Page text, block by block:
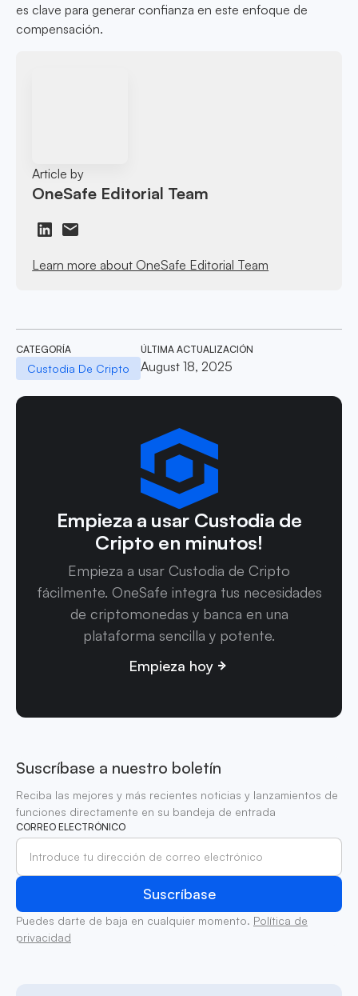
es clave para generar confianza en este enfoque de
compensación.
Article by
OneSafe Editorial Team
Learn more about OneSafe Editorial Team
CATEGORÍA
Custodia De Cripto
ÚLTIMA ACTUALIZACIÓN
August 18, 2025
Empieza a usar Custodia de
Cripto en minutos!
Empieza a usar Custodia de Cripto
fácilmente. OneSafe integra tus necesidades
de criptomonedas y banca en una
plataforma sencilla y potente.
Empieza hoy
Suscríbase a nuestro boletín
Reciba las mejores y más recientes noticias y lanzamientos de
funciones directamente en su bandeja de entrada
CORREO ELECTRÓNICO
Puedes darte de baja en cualquier momento. Política de
privacidad